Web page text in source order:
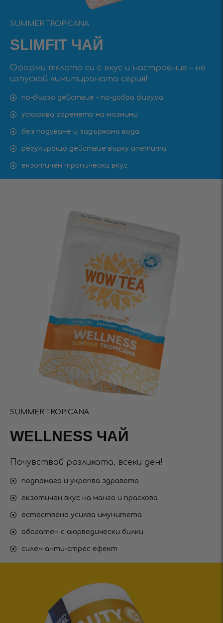
SUMMER TROPICANA
SLIMFIT ЧАЙ
Оформи тялото си с вкус и настроение – не
изпускай лимитираната серия!
по-бързо действие - по-добра фигура
ускорява горенето на мазнини
без подуване и задържана вода
регулиращо действие върху апетита
екзотичен тропически вкус
SUMMER TROPICANA
WELLNESS ЧАЙ
Почувствай разликата, всеки ден!
подпомага и укрепва здравето
екзотичен вкус на манго и праскова
естествено усилва имунитета
обогатен с аюрведически билки
силен анти-стрес ефект